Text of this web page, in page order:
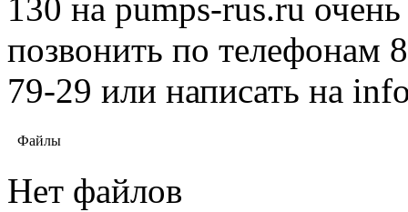
130 на pumps-rus.ru
позвонить по телефонам
79-29 или написать на
Файлы
Нет файлов